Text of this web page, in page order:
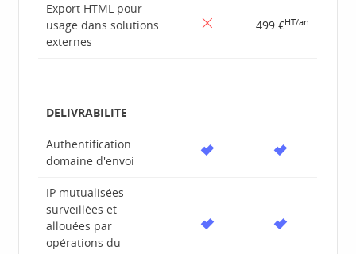
Export HTML pour
usage dans solutions
externes
499 €HT/an
DELIVRABILITE
Authentification
domaine d'envoi
IP mutualisées
surveillées et
allouées par
opérations du